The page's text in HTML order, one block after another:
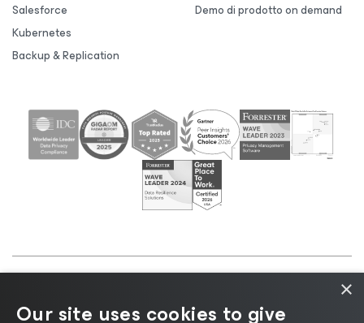
Salesforce
Kubernetes
Backup & Replication
Demo di prodotto on demand
Informativa sulla privacy
|Informativa sui cookie|Informazioni legali
×
Our site uses cookies to give